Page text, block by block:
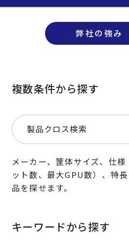
弊社の強み
複数条件から探す
製品クロス検索
メーカー、筐体サイズ、仕
ット数、最大GPU数）、特
品を探せます。
キーワードから探す